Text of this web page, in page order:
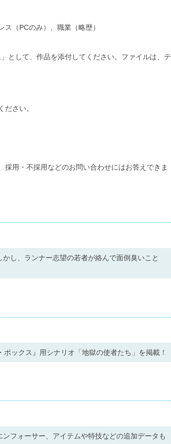
（PCのみ）、職業（略歴）
として、作品を添付してください。ファイルは、テ
さい。
用・不採用などのお問い合わせにはお答えできま
し、ランナー志望の若者が絡んで面倒臭いこと
ックス』用シナリオ「地獄の使者たち」を掲載！
フォーサー、アイテムや特技などの追加データも